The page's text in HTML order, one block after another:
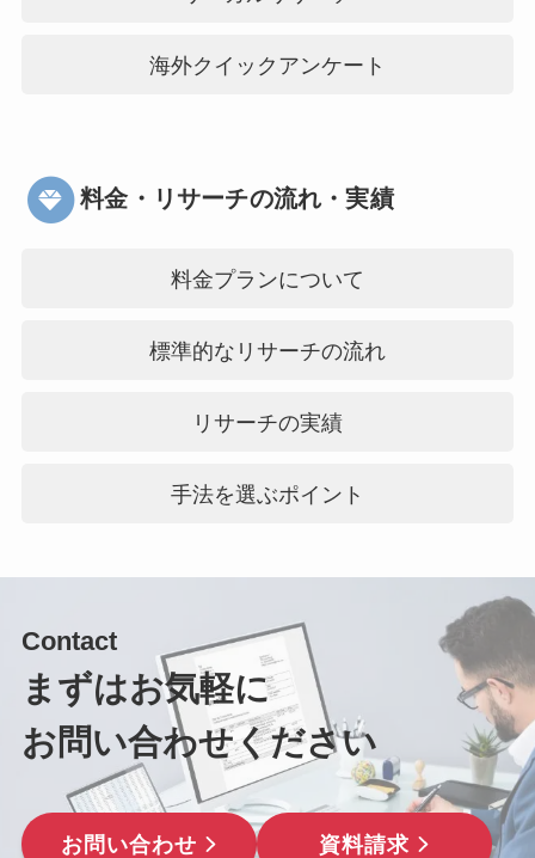
海外クイックアンケート
料金・リサーチの流れ・実績
料金プランについて
標準的なリサーチの流れ
リサーチの実績
手法を選ぶポイント
Contact
まずはお気軽に
お問い合わせください
お問い合わせ 資料請求